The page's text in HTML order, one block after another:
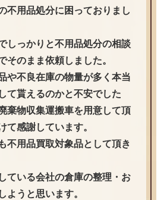
不用品処分に困っておりまし
しっかりと不用品処分の相談
そのまま依頼しました。
や不良在庫の物量が多く本当
て貰えるのかと不安でした
棄物収集運搬車を用意して頂
て感謝しています。
不用品買取対象品として頂き
ている会社の倉庫の整理・お
ようと思います。